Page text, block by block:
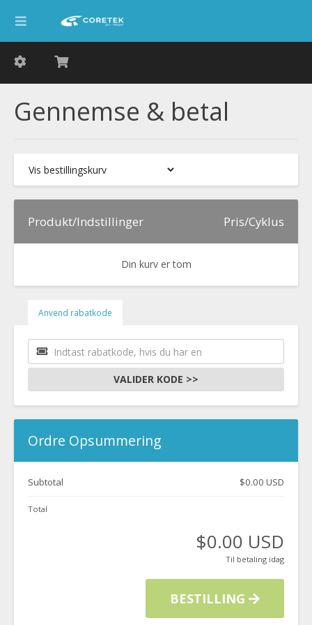
Gennemse & betal
Produkt/Indstillinger Pris/Cyklus
Din kurv er tom
Anvend rabatkode
VALIDER KODE >>
Ordre Opsummering
Subtotal $0.00 USD
Total
$0.00 USD
Til betaling idag
BESTILLING